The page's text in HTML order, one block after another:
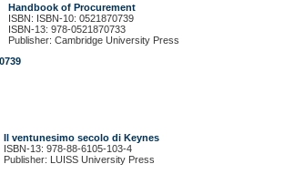
Handbook of Procurement
ISBN: ISBN-10: 0521870739
ISBN-13: 978-0521870733
Publisher: Cambridge University Press
Il ventunesimo secolo di Keynes
ISBN-13: 978-88-6105-103-4
Publisher: LUISS University Press